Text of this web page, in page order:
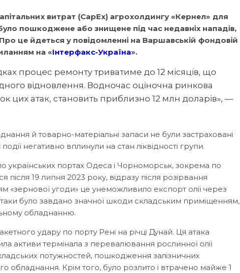
витрат (CapEx) агрохолдингу «Кернел» для
пошкоджене або знищене під час недавніх нападів,
це йдеться у повідомленні на Варшавській фондовій
на «Інтерфакс-Україна».
процес ремонту триватиме до 12 місяців, що
відновлення. Водночас оціночна ринкова
цих атак, становить приблизно 12 млн доларів», —
й товарно-матеріальні запаси не були застраховані
негативно вплинули на стан ліквідності групи.
українських портах Одеса і Чорноморськ, зокрема по
19 липня 2023 року, відразу після розірвання
«зернової угоди» це унеможливило експорт олії через
було завдано значної шкоди складським приміщенням,
обладнанню.
удару по порту Рені на річці Дунай. Ця атака
активи термінала з перевалювання рослинної олії
потужностей, пошкодження залізничних
обладнання. Крім того, було розлито і втрачено майже 1